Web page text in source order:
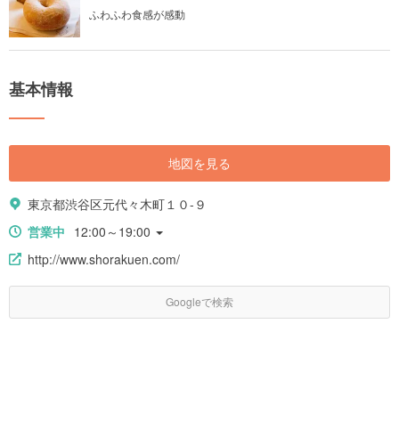
ふわふわ食感が感動
基本情報
地図を見る
東京都渋谷区元代々木町１０-９
営業中 12:00～19:00
http://www.shorakuen.com/
Googleで検索